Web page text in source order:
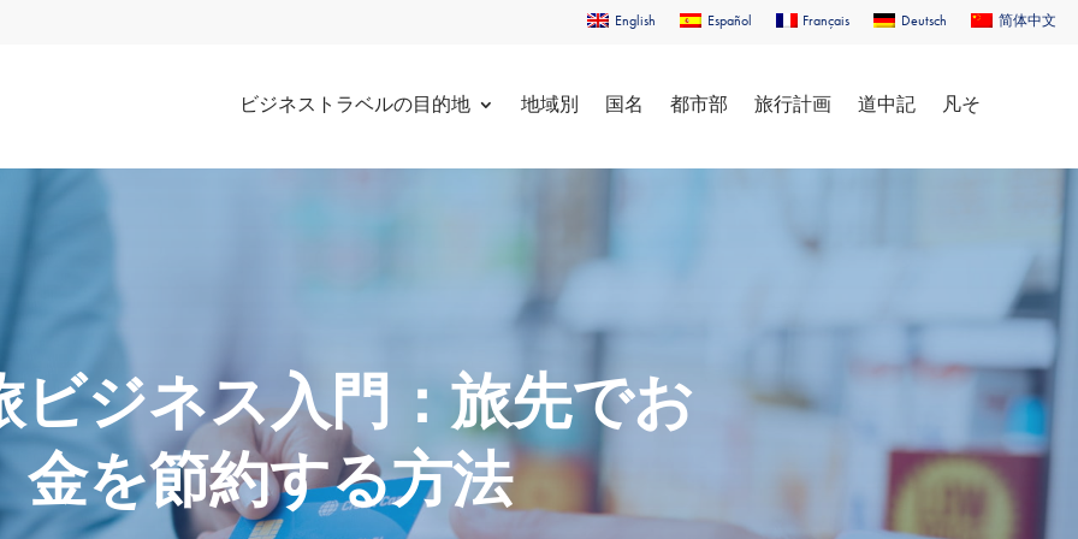
English Español Français Deutsch 简体中文
ビジネストラベルの目的地 地域別 国名 都市部 旅行計画 道中記 凡そ
ビジネス入門：旅先でお
金を節約する方法